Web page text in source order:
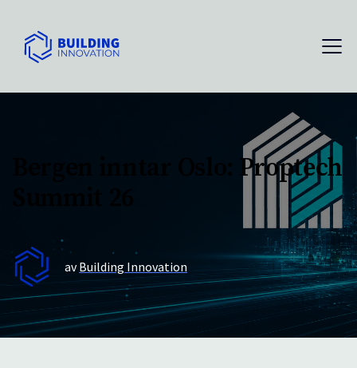
Bergen inntar Oslo: Proptech
avBuilding Innovation